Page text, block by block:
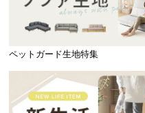
ペットガード生地特集